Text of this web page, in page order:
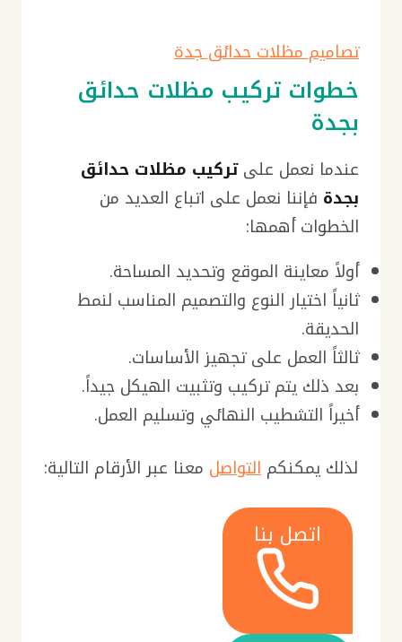
تصاميم مظلات حدائق جدة
خطوات تركيب مظلات حدائق
بجدة
عندما نعمل علىتركيب مظلات حدائق
بجدة فإننا نعمل على اتباع العديد من
الخطوات أهمها:
أولاً معاينة الموقع وتحديد المساحة.
ثانياً اختيار النوع والتصميم المناسب لنمط
الحديقة.
ثالثاً العمل على تجهيز الأساسات.
بعد ذلك يتم تركيب وتثبيت الهيكل جيداً.
أخيراً التشطيب النهائي وتسليم العمل.
لذلك يمكنكم التواصل معنا عبر الأرقام التالية:
اتصل بنا